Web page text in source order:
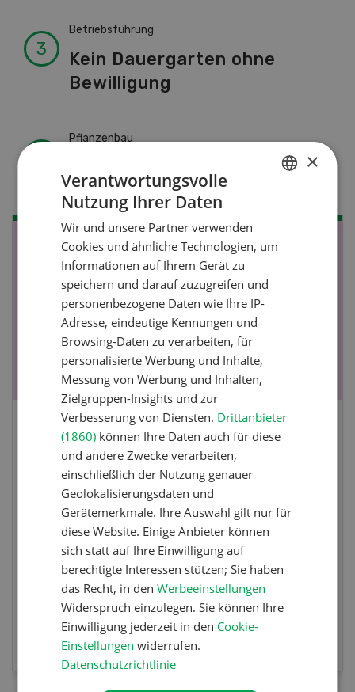
Betriebsführung
Kein Dauergarten ohne
Bewilligung
Pflanzenbau
Raufutter aus dem Sack
NOV
-
JAN
28
Fachkurs Aquakultur
Sind Sie in der Fischzucht tätig oder
interessieren Sie sich für das Thema? In
diesem Fall ist unser FBA-Weiterbildungskurs
die perfekte Wahl für Sie. Der Abschluss lässt
sich mit einem Praktikum zum fachbezogenen,
berufsunabhängigen Ausweis erweitern.
MEHR ZUR VERANSTALTUNG
×
Verantwortungsvolle
Nutzung Ihrer Daten
Wir und unsere Partner verwenden
Cookies und ähnliche Technologien, um
Informationen auf Ihrem Gerät zu
speichern und darauf zuzugreifen und
personenbezogene Daten wie Ihre IP-
Adresse, eindeutige Kennungen und
Browsing-Daten zu verarbeiten, für
personalisierte Werbung und Inhalte,
Messung von Werbung und Inhalten,
Zielgruppen-Insights und zur
Verbesserung von Diensten. Drittanbieter
(1860) können Ihre Daten auch für diese
und andere Zwecke verarbeiten,
einschließlich der Nutzung genauer
Geolokalisierungsdaten und
Gerätemerkmale. Ihre Auswahl gilt nur für
diese Website. Einige Anbieter können
sich statt auf Ihre Einwilligung auf
berechtigte Interessen stützen; Sie haben
das Recht, in denWerbeeinstellungen
Widerspruch einzulegen. Sie können Ihre
Einwilligung jederzeit in den Cookie-
Einstellungen widerrufen.
Datenschutzrichtlinie